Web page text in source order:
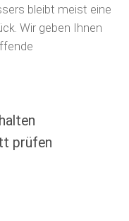
bleibt meist eine
Wir geben Ihnen
prüfen